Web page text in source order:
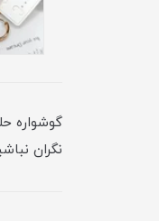
گوشواره
نگران